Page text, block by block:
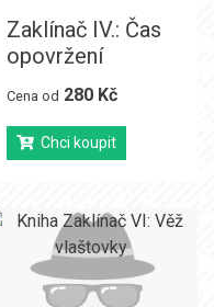
Zaklínač IV.: Čas
opovržení
Cena od 280 Kč
Chci koupit